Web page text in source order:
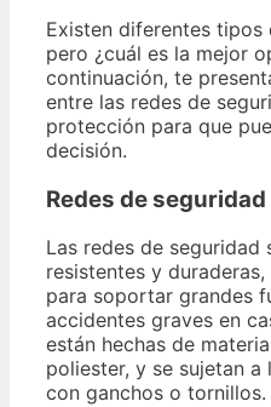
Existen diferentes tipos
pero ¿cuál es la mejor
continuación, te
entre las redes de
protección para que
decisión.
Redes de seguridad
Las redes de seguridad
resistentes y
para soportar grandes
accidentes graves en
están hechas de
poliester, y se sujetan
con ganchos o tornillos.